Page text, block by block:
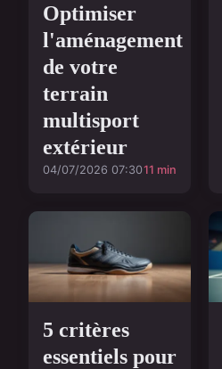
Optimiser
l'aménagement
de votre
terrain
multisport
extérieur
04/07/2026 07:3011 min
5 critères
essentiels pour